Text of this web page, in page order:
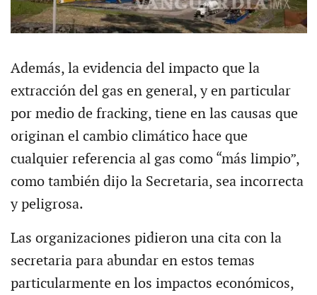
Además, la evidencia del impacto que la
extracción del gas en general, y en particular
por medio de fracking, tiene en las causas que
originan el cambio climático hace que
cualquier referencia al gas como “más limpio”,
como también dijo la Secretaria, sea incorrecta
y peligrosa.
Las organizaciones pidieron una cita con la
secretaria para abundar en estos temas
particularmente en los impactos económicos,